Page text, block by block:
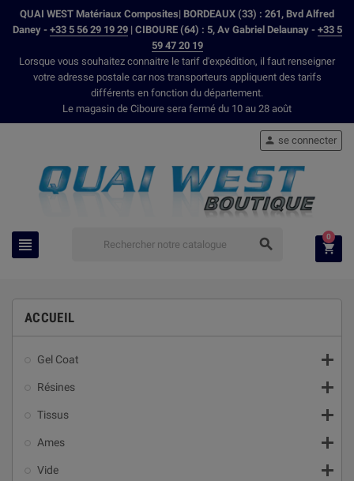
QUAI WEST Matériaux Composites| BORDEAUX (33) : 261, Bvd Alfred
Daney - +33 5 56 29 19 29| CIBOURE (64) : 5, Av Gabriel Delaunay - +33 5
59 47 20 19
Lorsque vous souhaitez connaitre le tarif d'expédition, il faut renseigner
votre adresse postale car nos transporteurs appliquent des tarifs
différents en fonction du département.
Le magasin de Ciboure sera fermé du 10 au 28 août
 
 se connecter

0
ACCUEIL
Gel Coat 
Résines 
Tissus 
Ames 
Vide 